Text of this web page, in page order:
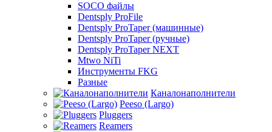
SOCO файлы
Dentsply ProFile
Dentsply ProTaper (машинные)
Dentsply ProTaper (ручные)
Dentsply ProTaper NEXT
Mtwo NiTi
Инструменты FKG
Разные
Каналонаполнители
Peeso (Largo)
Pluggers
Reamers